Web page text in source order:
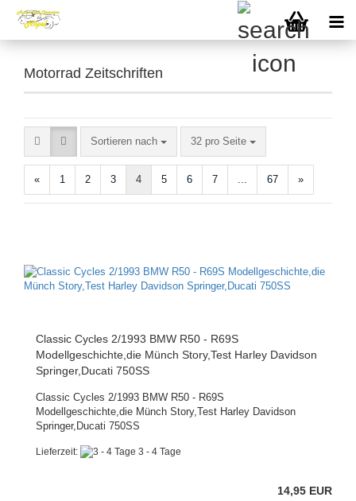
Motorrad Zeitschriften
Sortieren nach
Sortieren nach 32 pro Seite
pro Seite
« 1 2 3 4 5 6 7 ... 67 »
Classic Cycles 2/1993 BMW R50 - R69S
Modellgeschichte,die Münch Story,Test Harley Davidson
Springer,Ducati 750SS
Classic Cycles 2/1993 BMW R50 - R69S
Modellgeschichte,die Münch Story,Test Harley Davidson
Springer,Ducati 750SS
Lieferzeit: 3 - 4 Tage
14,95 EUR